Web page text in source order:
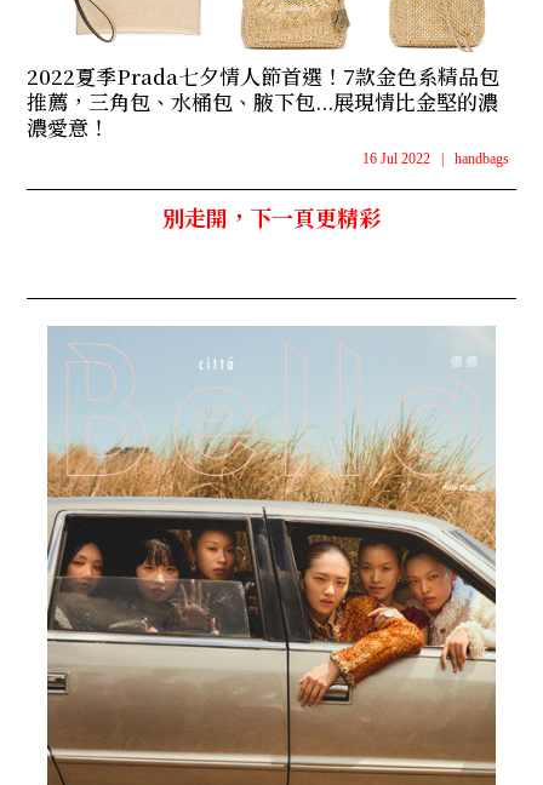
2022夏季Prada七夕情人節首選！7款金色系精品包
推薦，三角包、水桶包、腋下包...展現情比金堅的濃
濃愛意！
16 Jul 2022 handbags
別走開，下一頁更精彩